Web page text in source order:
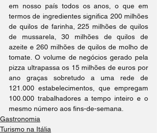
em nosso país todos os anos, o que em
termos de ingredientes significa 200 milhões
de quilos de farinha, 225 milhões de quilos
de mussarela, 30 milhões de quilos de
azeite e 260 milhões de quilos de molho de
tomate. O volume de negócios gerado pela
pizza ultrapassa os 15 milhões de euros por
ano graças sobretudo a uma rede de
121.000 estabelecimentos, que empregam
100.000 trabalhadores a tempo inteiro e o
mesmo número aos fins-de-semana.
Gastronomia
Turismo na Itália